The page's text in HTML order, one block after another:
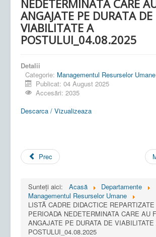
NEDETERMINATA CARE
ANGAJATE PE DURATA DE
VIABILITATE A
POSTULUI_04.08.2025
Detalii
Categorie: Managementul Resurselor Umane
Publicat: 04 August 2025
Accesări: 2035
Descarca / Vizualizeaza
Prec
Sunteți aici: Acasă
Departamente
Managementul Resurselor Umane
LISTĂ CADRE DIDACTICE
PERIOADA NEDETERMINATA CARE AU
ANGAJATE PE DURATA DE VIABILITATE
POSTULUI_04.08.2025